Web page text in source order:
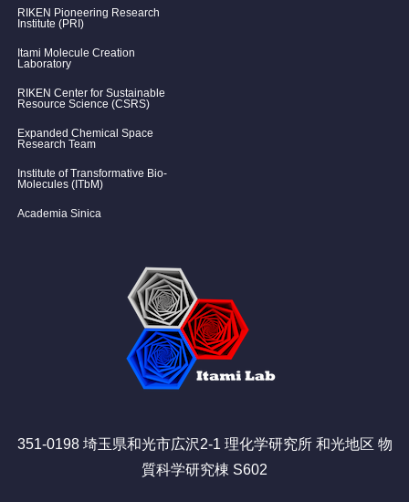
RIKEN Pioneering Research
Institute (PRI)
Itami Molecule Creation
Laboratory
RIKEN Center for Sustainable
Resource Science (CSRS)
Expanded Chemical Space
Research Team
Institute of Transformative Bio-
Molecules (ITbM)
Academia Sinica
351-0198 埼玉県和光市広沢2-1 理化学研究所 和光地区 物
質科学研究棟 S602